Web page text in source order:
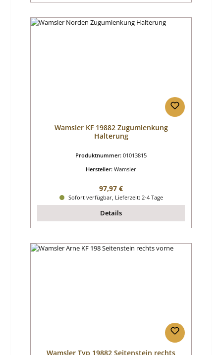
Wamsler KF 19882 Zugumlenkung
Halterung
Produktnummer: 01013815
Hersteller: Wamsler
Regulärer Preis:
97,97 €
Sofort verfügbar, Lieferzeit: 2-4 Tage
Details
Wamsler Typ 19882 Seitenstein rechts